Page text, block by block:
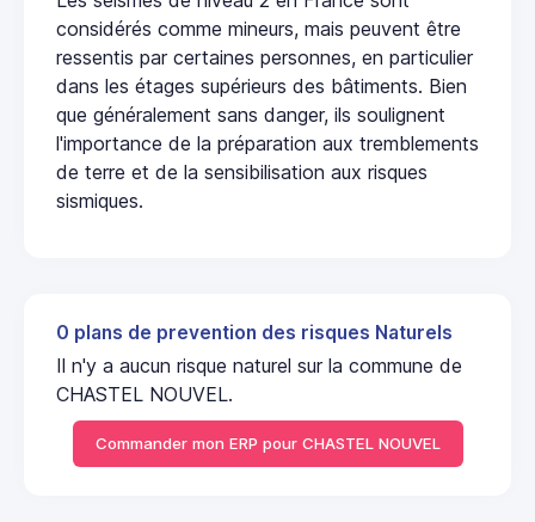
considérés comme mineurs, mais peuvent être
ressentis par certaines personnes, en particulier
dans les étages supérieurs des bâtiments. Bien
que généralement sans danger, ils soulignent
l'importance de la préparation aux tremblements
de terre et de la sensibilisation aux risques
sismiques.
0 plans de prevention des risques Naturels
Il n'y a aucun risque naturel sur la commune de
CHASTEL NOUVEL.
Commander mon ERP pour CHASTEL NOUVEL